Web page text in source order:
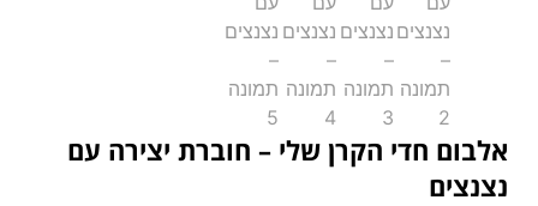
אלבום חדי הקרן שלי – חוברת יצירה עם
נצנצים